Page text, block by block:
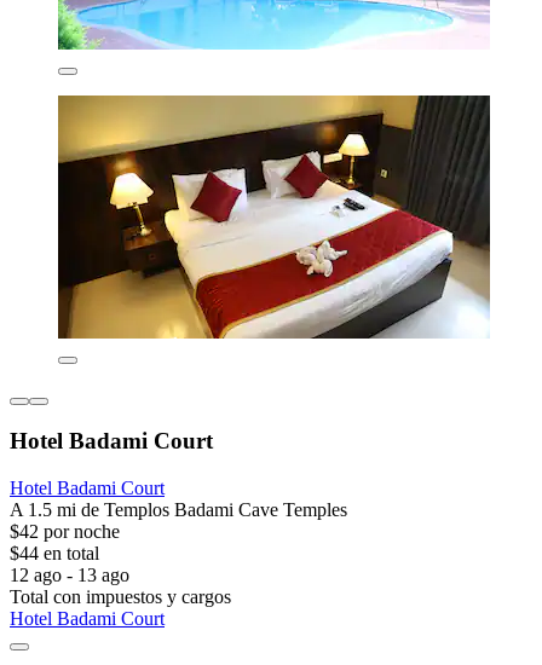
Hotel Badami Court
Hotel Badami Court
A 1.5 mi de Templos Badami Cave Temples
$42 por noche
$44 en total
12 ago - 13 ago
Total con impuestos y cargos
Hotel Badami Court